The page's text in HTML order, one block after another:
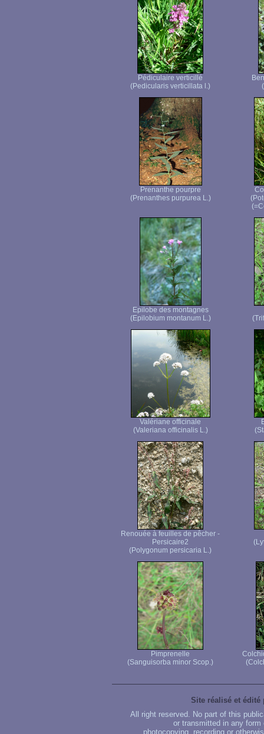
Pédiculaire verticillé
(Pedicularis verticillata l.)
Prenanthe pourpre
(Prenanthes purpurea L.)
Epilobe des montagnes
(Epilobium montanum L.)
Valériane officinale
(Valeriana officinalis L.)
Renouée à feuilles de pêcher -
Persicaire2
(Polygonum persicaria L.)
Pimprenelle
(Sanguisorba minor Scop.)
Site réalisé et édité
All right reserved. No part of this
or transmitted in any
photocopying, recording or